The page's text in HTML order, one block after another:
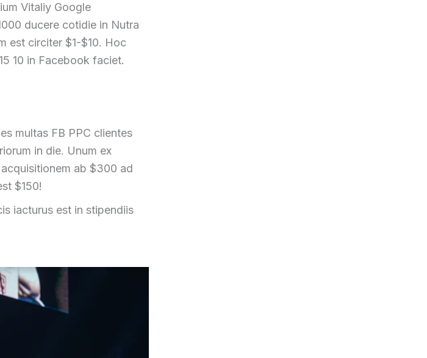
Vitaliy Google
ducere cotidie in Nutra
est circiter $1-$10. Hoc
10 in Facebook faciet.
multas FB PPC clientes
in die. Unum ex
ab $300 ad
$150!
iacturus est in stipendiis